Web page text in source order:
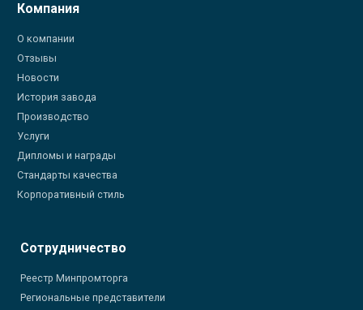
Компания
О компании
Отзывы
Новости
История завода
Производство
Услуги
Дипломы и награды
Стандарты качества
Корпоративный стиль
Сотрудничество
Реестр Минпромторга
Региональные представители